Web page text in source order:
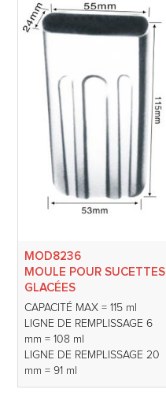
MOD8236
MOULE POUR SUCETTES
GLACÉES
CAPACITÉ MAX = 115 ml
LIGNE DE REMPLISSAGE 6
mm = 108 ml
LIGNE DE REMPLISSAGE 20
mm = 91 ml